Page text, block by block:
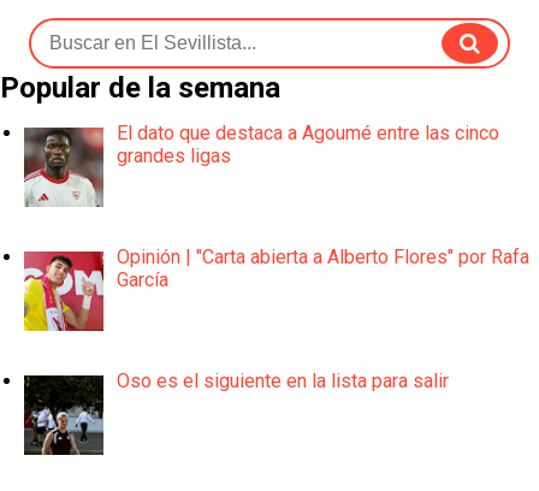
Popular de la semana
El dato que destaca a Agoumé entre las cinco
grandes ligas
Opinión | "Carta abierta a Alberto Flores" por Rafa
García
Oso es el siguiente en la lista para salir